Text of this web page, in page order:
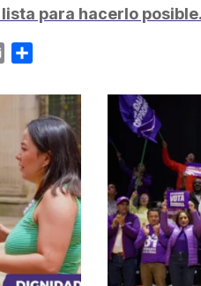
para hacerlo posible.
Email